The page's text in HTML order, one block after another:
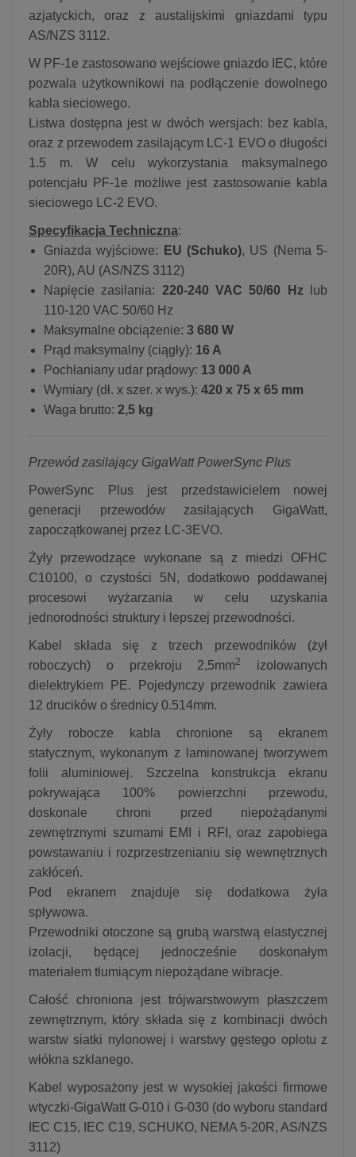
azjatyckich, oraz z austalijskimi gniazdami typu
AS/NZS 3112.
W PF-1e zastosowano wejściowe gniazdo IEC, które
pozwala użytkownikowi na podłączenie dowolnego
kabla sieciowego.
Listwa dostępna jest w dwóch wersjach: bez kabla,
oraz z przewodem zasilającym LC-1 EVO o długości
1.5 m. W celu wykorzystania maksymalnego
potencjału PF-1e możliwe jest zastosowanie kabla
sieciowego LC-2 EVO.
Specyfikacja Techniczna:
Gniazda wyjściowe:
EU (Schuko), US (Nema 5-
20R), AU (AS/NZS 3112)
Napięcie zasilania: 220-240 VAC 50/60 Hz lub
110-120 VAC 50/60 Hz
Maksymalne obciążenie: 3 680 W
Prąd maksymalny (ciągły): 16 A
Pochłaniany udar prądowy: 13 000 A
Wymiary (dł. x szer. x wys.): 420 x 75 x 65 mm
Waga brutto: 2,5 kg
Przewód zasilający GigaWatt PowerSync Plus
PowerSync Plus jest przedstawicielem nowej
generacji przewodów zasilających GigaWatt,
zapoczątkowanej przez LC-3EVO.
Żyły przewodzące wykonane są z miedzi OFHC
C10100, o czystości 5N, dodatkowo poddawanej
procesowi wyżarzania w celu uzyskania
jednorodności struktury i lepszej przewodności.
Kabel składa się z trzech przewodników (żył
roboczych) o przekroju 2,5mm2
izolowanych
dielektrykiem PE. Pojedynczy przewodnik zawiera
12 drucików o średnicy 0.514mm.
Żyły robocze kabla chronione są ekranem
statycznym, wykonanym z laminowanej tworzywem
folii aluminiowej. Szczelna konstrukcja ekranu
pokrywająca 100% powierzchni przewodu,
doskonale chroni przed niepożądanymi
zewnętrznymi szumami EMI i RFI, oraz zapobiega
powstawaniu i rozprzestrzenianiu się wewnętrznych
zakłóceń.
Pod ekranem znajduje się dodatkowa żyła
spływowa.
Przewodniki otoczone są grubą warstwą elastycznej
izolacji, będącej jednocześnie doskonałym
materiałem tłumiącym niepożądane wibracje.
Całość chroniona jest trójwarstwowym płaszczem
zewnętrznym, który składa się z kombinacji dwóch
warstw siatki nylonowej i warstwy gęstego oplotu z
włókna szklanego.
Kabel wyposażony jest w wysokiej jakości firmowe
wtyczki-GigaWatt G-010 i G-030 (do wyboru standard
IEC C15, IEC C19, SCHUKO, NEMA 5-20R, AS/NZS
3112)